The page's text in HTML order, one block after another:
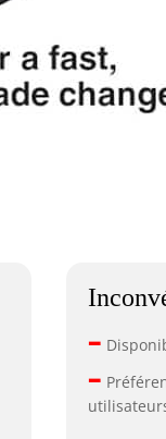
–
–